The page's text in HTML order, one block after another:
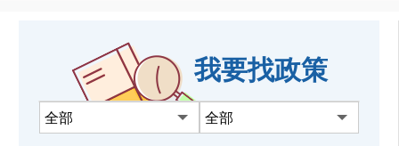
我要找政策
全部 全部